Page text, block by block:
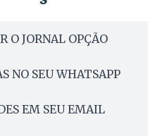
O JORNAL OPÇÃO
NO SEU WHATSAPP
EM SEU EMAIL